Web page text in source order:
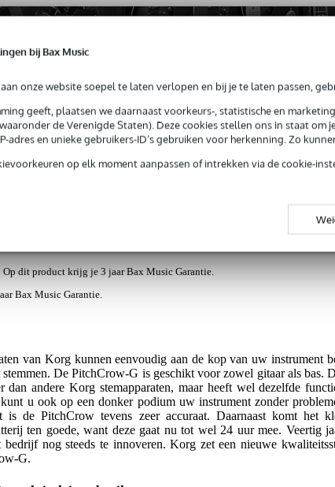
bij Bax Music
onze website soepel te laten verlopen en bij je te laten passen,
geeft, plaatsen we daarnaast voorkeurs-, statistische en
de Verenigde Staten). Deze cookies stellen ons in staat
adres en unieke gebruikers-ID’s gebruiken voor herkenning. Zo
op elk moment aanpassen of intrekken via de cookie-
(1) Reviews (11) Nieuws en items (1)
Op dit product krijg je 3 jaar Bax Music Garantie.
Bax Music Garantie.
van Korg kunnen eenvoudig aan de kop van uw instrument
De PitchCrow-G is geschikt voor zowel gitaar als bas.
dan andere Korg stemapparaten, maar heeft wel dezelfde
u ook op een donker podium uw instrument zonder
is de PitchCrow tevens zeer accuraat. Daarnaast komt het
ten goede, want deze gaat nu tot wel 24 uur mee. Veertig
bedrijf nog steeds te innoveren. Korg zet een nieuwe
G.